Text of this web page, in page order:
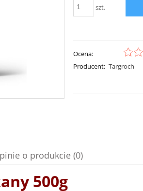
szt.
Ocena:
Producent: Targroch
ewentualnych kosztów
o produkcie (0)
500g